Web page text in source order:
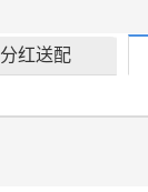
分红送配